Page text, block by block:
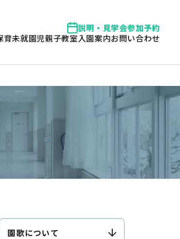
育未就園児親子教室入園案内お問い合わせ
説明・見学会参加予約
園歌について